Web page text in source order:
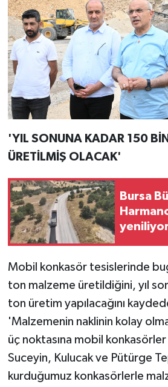
'YIL SONUNA KADAR 150
ÜRETİLMİŞ OLACAK'
Bursa
Mobil konkasör tesislerinde
ton malzeme üretildiğini, yıl
ton üretim yapılacağını
'Malzemenin naklinin kolay
üç noktasına mobil
Suceyin, Kulucak ve Pütürge
kurduğumuz konkasörlerle